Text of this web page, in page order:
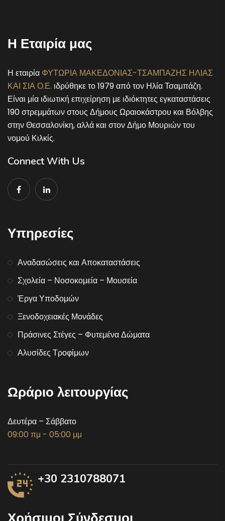
Η Εταιρία μας
Η εταιρία ΦΥΤΩΡΙΑ ΜΑΚΕΔΟΝΙΑΣ-ΤΣΑΜΠΑΖΗΣ ΗΛΙΑΣ
ΚΑΙ ΣΙΑ Ο.Ε. ιδρύθηκε το 1979 από τον Ηλία Τσαμπάζη.
Είναι μία ιδιωτική επιχείρηση με ιδιόκτητες εγκαταστάσεις
190 στρεμμάτων στους Δήμους Ωραιοκάστρου και Βόλβης
στην Θεσσαλονίκη, αλλά και στον Δήμο Μουριών του
νομού Κιλκίς.
Connect With Us
Υπηρεσίες
Αναδασώσεις και Αποκαταστάσεις
Σχολεία – Νοσοκομεία – Μουσεία
Έργα Υποδομών
Ξενοδοχειακές Μονάδες
Πράσινες Στέγες – Φυτεμένα Δώματα
Αλυσίδες Τροφίμων
Ωράριο λειτουργίας
Δευτέρα – Σάββατο
09:00 πμ - 05:00 μμ
+30 2310788071